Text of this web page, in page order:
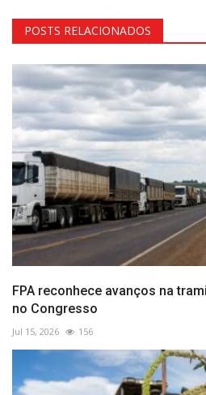
POSTS RELACIONADOS
FPA reconhece avanços na
no Congresso
Jul 15, 2026 156